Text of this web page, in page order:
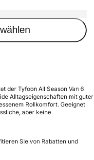
der Tyfoon All Season Van 6
Alltagseigenschaften mit guter
Rollkomfort. Geeignet
aber keine
Sie von Rabatten und